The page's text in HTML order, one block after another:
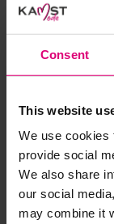
Consent
This website
We use cookies
provide social
We also share
our social
may combine it
€ 89.97 € 149.95